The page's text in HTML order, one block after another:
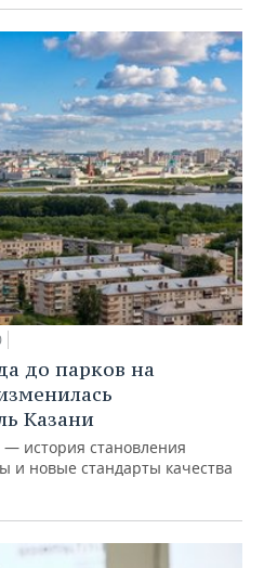
до парков на
Казани
история становления
и новые стандарты качества